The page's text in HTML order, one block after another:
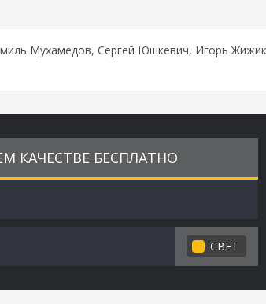
Мухамедов, Сергей Юшкевич, Игорь
КАЧЕСТВЕ БЕСПЛАТНО
СВЕТ